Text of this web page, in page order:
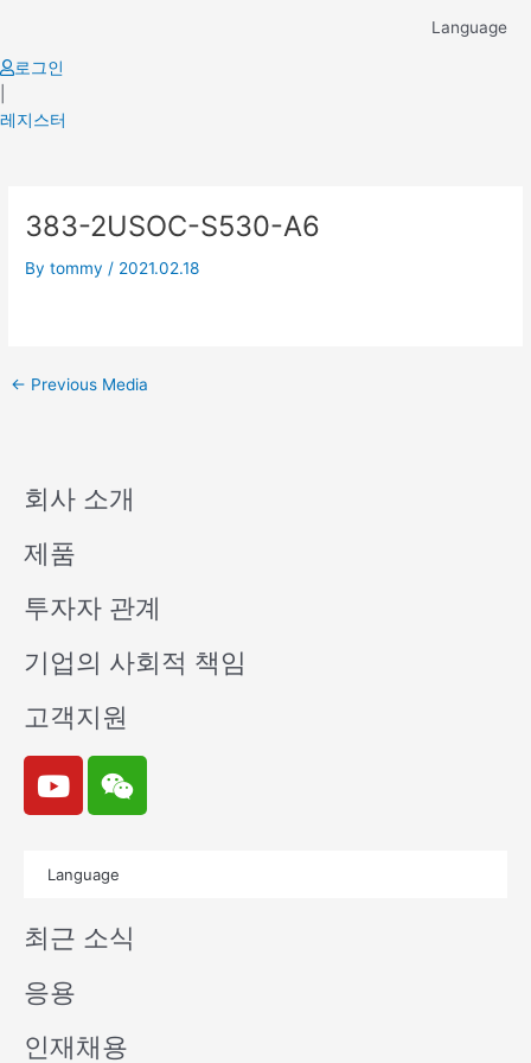
content
Language
로그인
레지스터
383-2USOC-S530-A6
Bytommy / 2021.02.18
navigation
← Previous Media
회사 소개
제품
투자자 관계
기업의 사회적 책임
고객지원
Y
o
u
e
W
e
i
n
Language
최근 소식
응용
인재채용